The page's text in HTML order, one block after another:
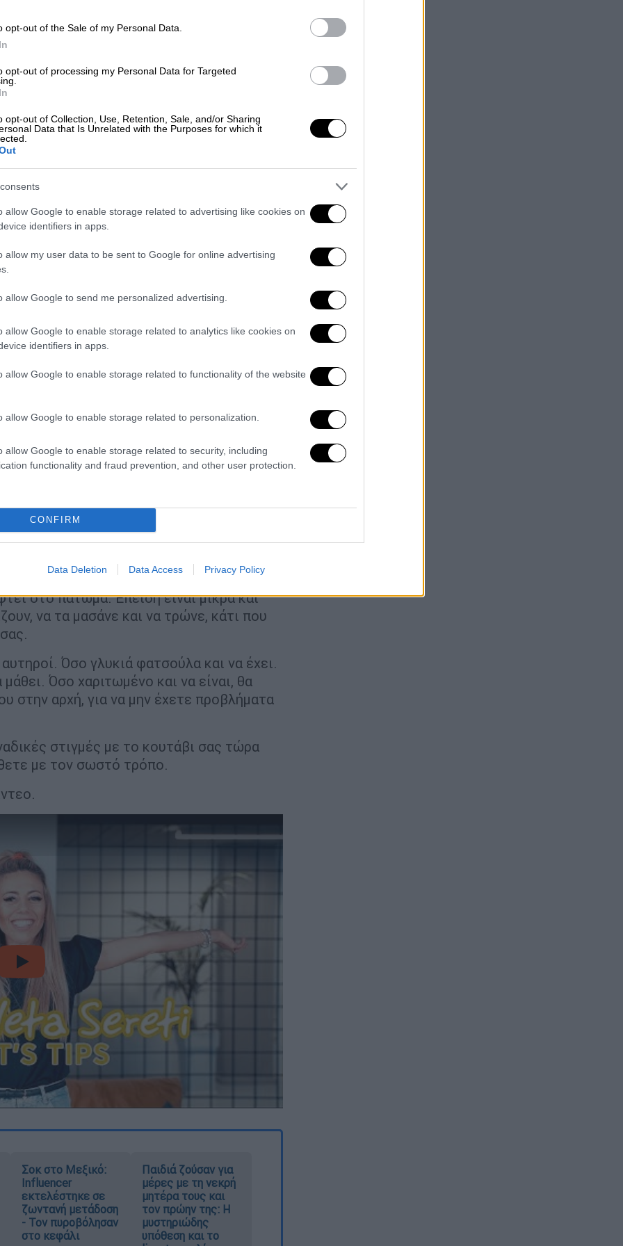
opt-out of the Sale of my Personal Data.
opt-out of processing my Personal Data for Targeted
opt-out of Collection, Use, Retention, Sale, and/or Sharing
Data that Is Unrelated with the Purposes for which it
allow Google to enable storage related to advertising like cookies on
identifiers in apps.
allow my user data to be sent to Google for online advertising
allow Google to send me personalized advertising.
allow Google to enable storage related to analytics like cookies on
identifiers in apps.
allow Google to enable storage related to functionality of the website
allow Google to enable storage related to personalization.
allow Google to enable storage related to security, including
functionality and fraud prevention, and other user protection.
CONFIRM
Data Deletion Data Access Privacy Policy
το βούρτσισμα και την περιποίηση
είδους προβλήματα, να μη μπορείτε
είτε το έχετε υιοθετήσει από
ή ένα αντικείμενο, που είχε το ζωάκι
στο σπίτι και να νιώσει αμέσως μία
στην αρχή είναι ότι όλο και πιο πολύ
να δουν αυτό το χαριτωμένο ζωάκι.
και μετά να γνωρίσει περισσότερο
η κοινωνικοποίηση του. Να θυμάστε
του. Πρέπει να ορίσετε
τηρείτε την ποσότητα και τα
Μην επηρεαστείτε και του δώσετε από
θα τα δώσετε αργότερα.
σκυλάκι έχει τους δικούς του ρυθμούς
τα κουτάβια χρειάζονται αρκετές
γιατί έτσι δεν θα αισθάνεται άνετα
με διάφορους κινδύνους μέσα στο σπίτι.
αν υπάρχουν ανοιχτές
κα. Τα περισσότερα ζωάκια δεν
Αρκετά μάλιστα είναι πολύ απρόσεκτα
άσχημα περιστατικά.
στο πάτωμα. Επειδή είναι μικρά και
να τα μασάνε και να τρώνε, κάτι που
Όσο γλυκιά φατσούλα και να έχει.
Όσο χαριτωμένο και να είναι, θα
στην αρχή, για να μην έχετε προβλήματα
στιγμές με το κουτάβι σας τώρα
με τον σωστό τρόπο.
video
Σοκ στο Μεξικό:
Influencer
εκτελέστηκε σε
ζωντανή μετάδοση
- Τον πυροβόλησαν
στο κεφάλι
Παιδιά ζούσαν για
μέρες με τη νεκρή
μητέρα τους και
τον πρώην της: Η
μυστηριώδης
υπόθεση και το